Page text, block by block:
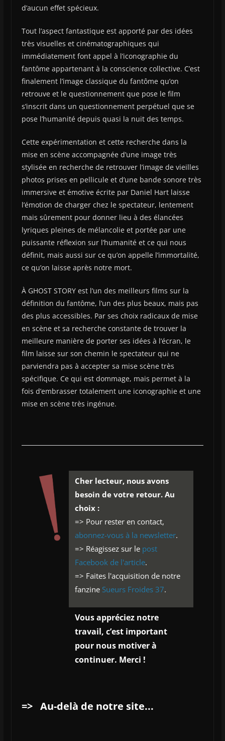
d’aucun effet spécieux.
Tout l’aspect fantastique est apporté par des idées
très visuelles et cinématographiques qui
immédiatement font appel à l’iconographie du
fantôme appartenant à la conscience collective. C’est
finalement l’image classique du fantôme qu’on
retrouve et le questionnement que pose le film
s’inscrit dans un questionnement perpétuel que se
pose l’humanité depuis quasi la nuit des temps.
Cette expérimentation et cette recherche dans la
mise en scène accompagnée d’une image très
stylisée en recherche de retrouver l’image de vieilles
photos prises en pellicule et d’une bande sonore très
immersive et émotive écrite par Daniel Hart laisse
l’émotion de charger chez le spectateur, lentement
mais sûrement pour donner lieu à des élancées
lyriques pleines de mélancolie et portée par une
puissante réflexion sur l’humanité et ce qui nous
définit, mais aussi sur ce qu’on appelle l’immortalité,
ce qu’on laisse après notre mort.
À GHOST STORY est l’un des meilleurs films sur la
définition du fantôme, l’un des plus beaux, mais pas
des plus accessibles. Par ses choix radicaux de mise
en scène et sa recherche constante de trouver la
meilleure manière de porter ses idées à l’écran, le
film laisse sur son chemin le spectateur qui ne
parviendra pas à accepter sa mise scène très
spécifique. Ce qui est dommage, mais permet à la
fois d’embrasser totalement une iconographie et une
mise en scène très ingénue.
Cher lecteur, nous avons
besoin de votre retour. Au
choix :
=> Pour rester en contact,
abonnez-vous à la newsletter.
=> Réagissez sur le post
Facebook de l'article.
=> Faites l'acquisition de notre
fanzine Sueurs Froides 37.
Vous appréciez notre
travail, c’est important
pour nous motiver à
continuer. Merci !
=> Au-delà de notre site...